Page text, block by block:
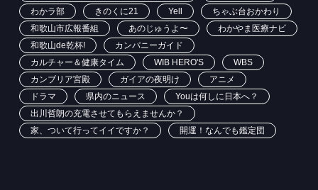
わかラ部
きのくに21 Yell
ちゃぶ台おかわり
和歌山市広報番組
あのじゅうよ〜
わかやま医療ナビ
和歌山de乾杯!
カンパニーガイド
カルチャー＆健康タイム
WIB HERO'S
WBS
カンブリア宮殿
ガイアの夜明け
アニメ
ドラマ
県内のニュース
Youは何しに日本へ？
出川哲朗の充電させてもらえませんか？
家、ついて行ってイイですか？
開運！なんでも鑑定団